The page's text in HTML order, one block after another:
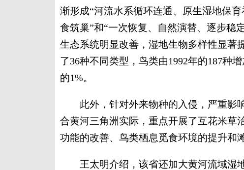
渐形成“河流水系循环连通、原生湿地保
食筑巢”和“一次恢复、自然演替、逐步稳
生态系统明显改善，湿地生物多样性显著
了36种不同类型，鸟类由1992年的187种
的1%。
此外，针对外来物种的入侵，严重影
合黄河三角洲实际，重点开展了互花米草
功能的改善、鸟类栖息觅食环境的提升和
王太明介绍，该省还加大黄河流域湿